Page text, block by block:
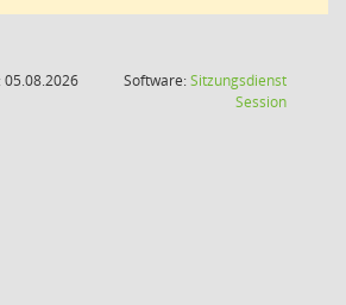
Software:Sitzungsdienst
Session(Wird in